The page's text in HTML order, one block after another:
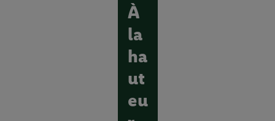
À
la
ha
ut
eu